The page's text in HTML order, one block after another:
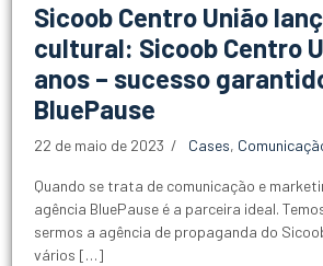
Sicoob Centro União
cultural: Sicoob Centro
anos – sucesso
BluePause
22 de maio de 2023 Cases,
Quando se trata de comunicação e
agência BluePause é a parceira ideal.
sermos a agência de propaganda do
vários […]